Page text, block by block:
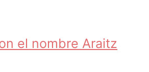
el nombre Araitz